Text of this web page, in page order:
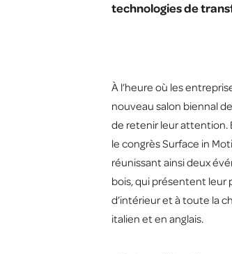
technologies de
À l’heure où les
nouveau salon biennal
de retenir leur attention.
le congrès Surface in
réunissant ainsi deux
bois, qui présentent leur
d’intérieur et à toute la
italien et en anglais.